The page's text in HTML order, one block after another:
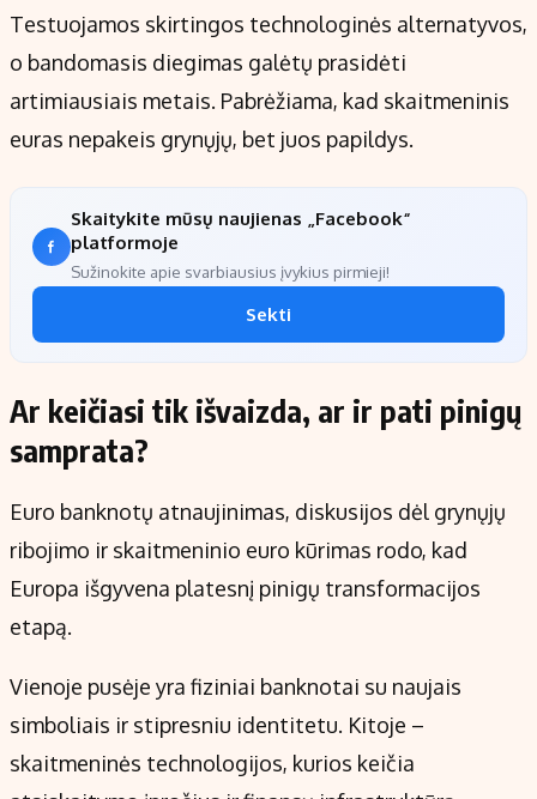
Testuojamos skirtingos technologinės alternatyvos,
o bandomasis diegimas galėtų prasidėti
artimiausiais metais. Pabrėžiama, kad skaitmeninis
euras nepakeis grynųjų, bet juos papildys.
Skaitykite mūsų naujienas „Facebook“
platformoje
Sužinokite apie svarbiausius įvykius pirmieji!
Sekti
Ar keičiasi tik išvaizda, ar ir pati pinigų
samprata?
Euro banknotų atnaujinimas, diskusijos dėl grynųjų
ribojimo ir skaitmeninio euro kūrimas rodo, kad
Europa išgyvena platesnį pinigų transformacijos
etapą.
Vienoje pusėje yra fiziniai banknotai su naujais
simboliais ir stipresniu identitetu. Kitoje –
skaitmeninės technologijos, kurios keičia